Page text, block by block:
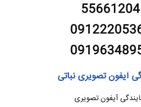
55661204
آیفون تصویری نباتی
آیفون تصویری